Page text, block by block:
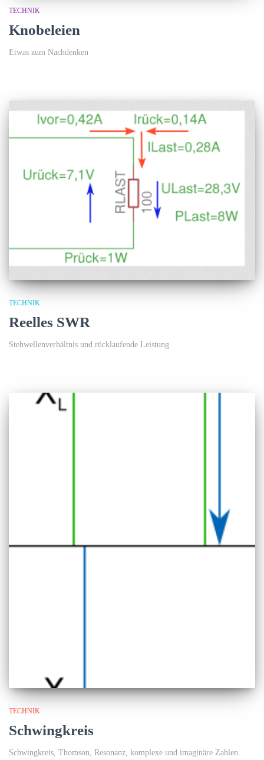
TECHNIK
Knobeleien
Etwas zum Nachdenken
TECHNIK
Reelles SWR
Stehwellenverhältnis und rücklaufende Leistung
TECHNIK
Schwingkreis
Schwingkreis, Thomson, Resonanz, komplexe und imaginäre Zahlen.